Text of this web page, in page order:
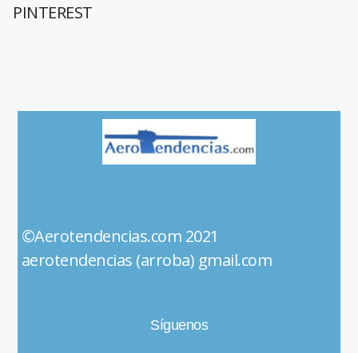
PINTEREST
©Aerotendencias.com 2021
aerotendencias (arroba) gmail.com
Síguenos